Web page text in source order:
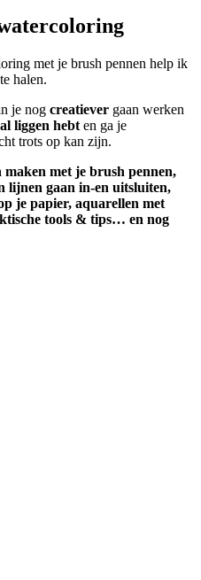
met je brush pennen help ik
te halen.
je nog creatiever gaan werken
liggen hebt en ga je
trots op kan zijn.
maken met je brush pennen,
lijnen gaan in-en uitsluiten,
je papier, aquarellen met
tools & tips… en nog